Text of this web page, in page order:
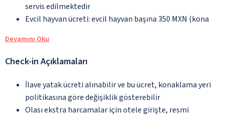
servis edilmektedir
Evcil hayvan ücreti: evcil hayvan başına 350 MXN (kona
Devamını Oku
Check-in Açıklamaları
İlave yatak ücreti alınabilir ve bu ücret, konaklama yeri
politikasına göre değişiklik gösterebilir
Olası ekstra harcamalar için otele girişte, resmi